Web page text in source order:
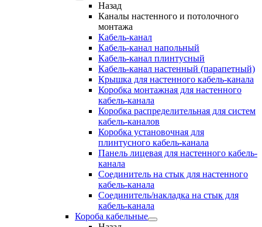
Назад
Каналы настенного и потолочного
монтажа
Кабель-канал
Кабель-канал напольный
Кабель-канал плинтусный
Кабель-канал настенный (парапетный)
Крышка для настенного кабель-канала
Коробка монтажная для настенного
кабель-канала
Коробка распределительная для систем
кабель-каналов
Коробка установочная для
плинтусного кабель-канала
Панель лицевая для настенного кабель-
канала
Соединитель на стык для настенного
кабель-канала
Соединитель/накладка на стык для
кабель-канала
Короба кабельные